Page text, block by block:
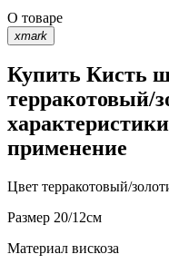
О товаре
xmark
Купить Кисть
терракотовый/
применение
Цвет терракотовый/
Размер 20/12см
Материал вискоза